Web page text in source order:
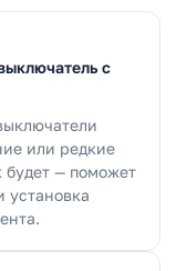
с
или редкие
будет — поможет
установка